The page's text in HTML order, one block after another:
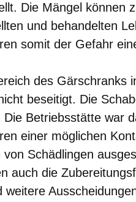
Die Mängel können
und behandelten
somit der Gefahr
des Gärschranks
beseitigt. Die
Die Betriebsstätte war
einer möglichen
von Schädlingen
auch die
weitere